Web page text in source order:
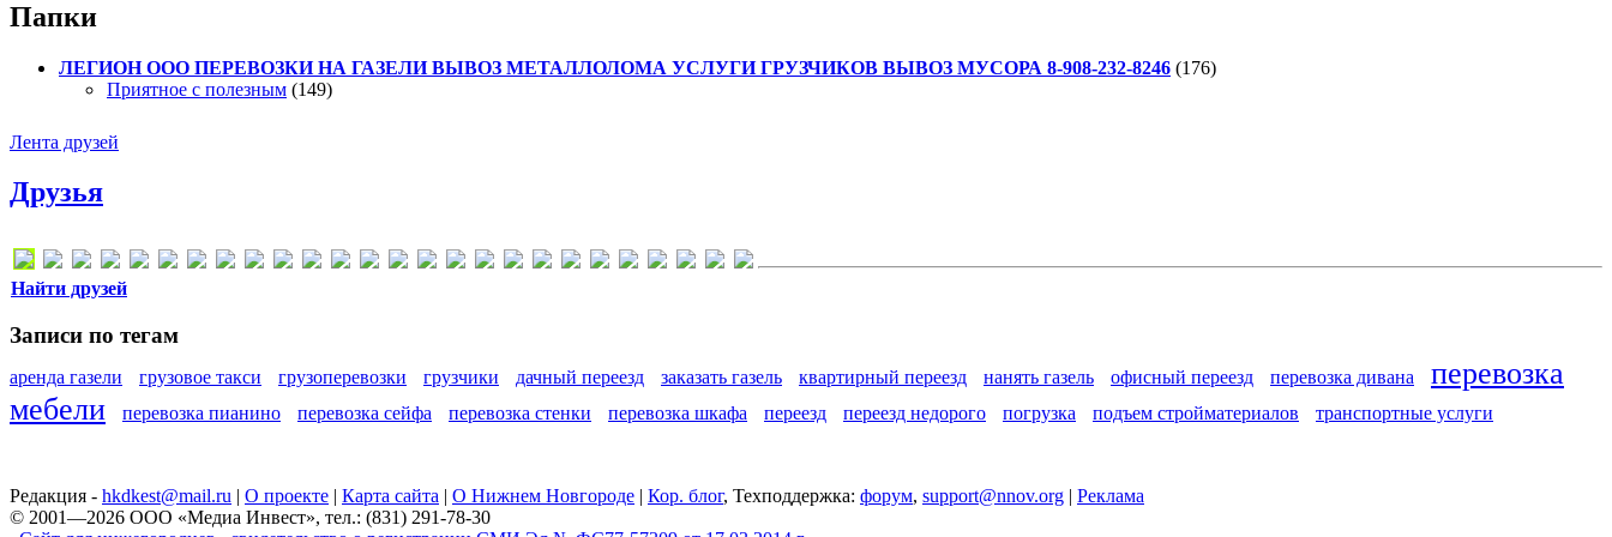
Папки
ЛЕГИОН ООО ПЕРЕВОЗКИ НА ГАЗЕЛИ ВЫВОЗ МЕТАЛЛОЛОМА УСЛУГИ ГРУЗЧИКОВ ВЫВОЗ МУСОРА 8-908-232-8246 (176)
Приятное с полезным (149)
Лента друзей
Друзья
Найти друзей
Записи по тегам
аренда газели грузовое такси грузоперевозки грузчики дачный переезд заказать газель квартирный переезд нанять газель офисный переезд перевозка дивана
перевозка
мебели
перевозка пианино перевозка сейфа перевозка стенки перевозка шкафа переезд переезд недорого погрузка подъем стройматериалов транспортные услуги
Редакция - hkdkest@mail.ru | О проекте | Карта сайта | О Нижнем Новгороде | Кор. блог, Техподдержка: форум, support@nnov.org | Реклама
© 2001—2026 ООО «Медиа Инвест», тел.: (831) 291-78-30